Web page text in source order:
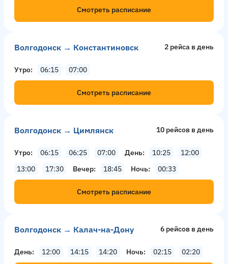
Смотреть расписание
Волгодонск → Константиновск 2 рейсa в день
Утро 06:15 07:00
Смотреть расписание
Волгодонск → Цимлянск 10 рейсов в день
Утро 06:15 06:25 07:00 День 10:25
12:00
13:00
17:30 Вечер 18:45 Ночь 00:33
Смотреть расписание
Волгодонск → Калач-на-Дону 6 рейсов в день
День 12:00 14:15 14:20 Ночь 02:15 02:20